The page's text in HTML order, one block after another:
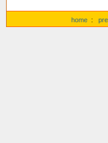
home :